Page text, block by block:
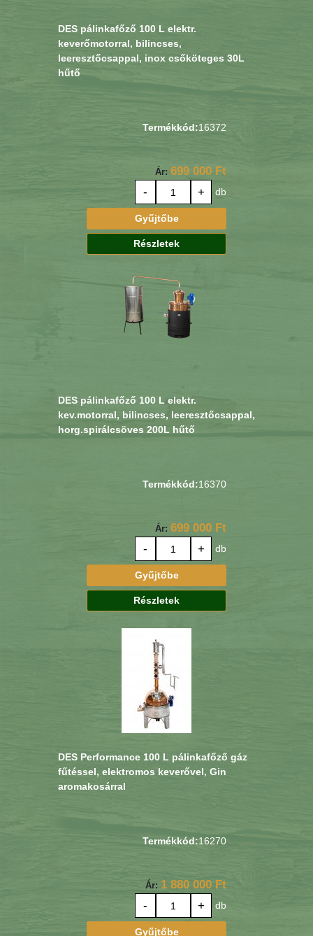
DES pálinkafőző 100 L elektr.
keverőmotorral, bilincses,
leeresztőcsappal, inox csőköteges 30L
hűtő
Termékkód:16372
Ár: 699 000 Ft
-
+ db
Gyűjtőbe
Részletek
DES pálinkafőző 100 L elektr.
kev.motorral, bilincses, leeresztőcsappal,
horg.spirálcsöves 200L hűtő
Termékkód:16370
Ár: 699 000 Ft
-
+ db
Gyűjtőbe
Részletek
DES Performance 100 L pálinkafőző gáz
fűtéssel, elektromos keverővel, Gin
aromakosárral
Termékkód:16270
Ár: 1 880 000 Ft
-
+ db
Gyűjtőbe